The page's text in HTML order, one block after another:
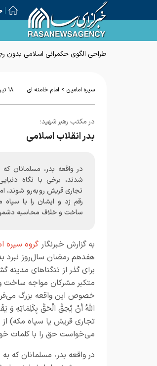
طراحی الگوی حکمرانی اسلامی بدون
سیره امامین > امام خامنه ای ۱۸ تير ۱۴۰۵ - ۰۰:۱۰
در مکتب رهبر شهید؛
بدر انقلاب‌ اسلامی
در واقعه بدر، مسلمانان که
شدند، برخی با نگاه
تجاری قریش روبه‌رو شوند،
رقم زد و ایشان را با
ساخت و خلاف محاسبه
به گزارش خبرنگار گروه سیره
هفدهم رمضان سال‌روز نبرد
برای گذر از تنگناهای مدینه
متکبر مشرکان مواجه ساخت و
خصوص این واقعه بزرگ
تجارى قریش یا سپاه مکه)
مى‌خواست حق را با کلمات
در واقعه بدر، مسلمانان که